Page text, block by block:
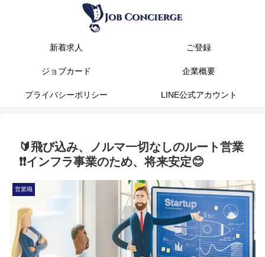
新着求人 ご登録
ジョブカード 企業概要
プライバシーポリシー LINE公式アカウント
🔰飛び込み、ノルマ一切なしのルート営業
❗❗インフラ事業のため、将来安定😊
営業職